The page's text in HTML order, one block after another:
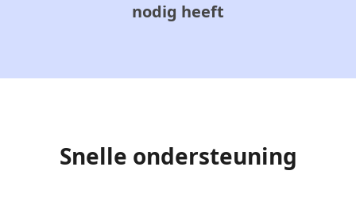
nodig heeft
Snelle ondersteuning